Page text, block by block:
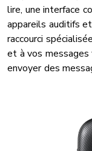
lire, une interface
appareils auditifs
raccourci
et à vos
envoyer des